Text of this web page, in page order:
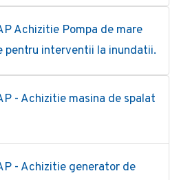
Achizitie Pompa de mare
pentru interventii la inundatii.
- Achizitie masina de spalat
- Achizitie generator de